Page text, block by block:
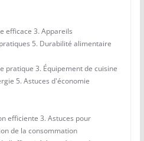
efficace 3. Appareils
5. Durabilité alimentaire
pratique 3. Équipement de cuisine
5. Astuces d'économie
efficiente 3. Astuces pour
de la consommation